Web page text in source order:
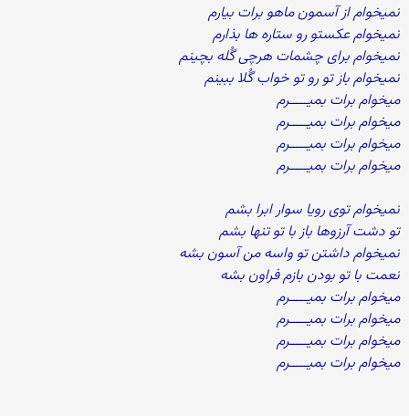
نمیخوام از آسمون ماهو برات بیارم
نمیخوام عکستو رو ستاره ها بذارم
نمیخوام برای چشمات هرچی گُله بچینم
نمیخوام باز تو رو تو خواب گُلا ببینم
میخوام برات بمیـــــرم
میخوام برات بمیـــــرم
میخوام برات بمیـــــرم
میخوام برات بمیـــــرم
نمیخوام توی رویا سوار ابرا بشم
تو دشت آرزوها باز با تو تنها بشم
نمیخوام داشتن تو واسه من آسون بشه
نعمت با تو بودن بازم فراون بشه
میخوام برات بمیـــــرم
میخوام برات بمیـــــرم
میخوام برات بمیـــــرم
میخوام برات بمیـــــرم